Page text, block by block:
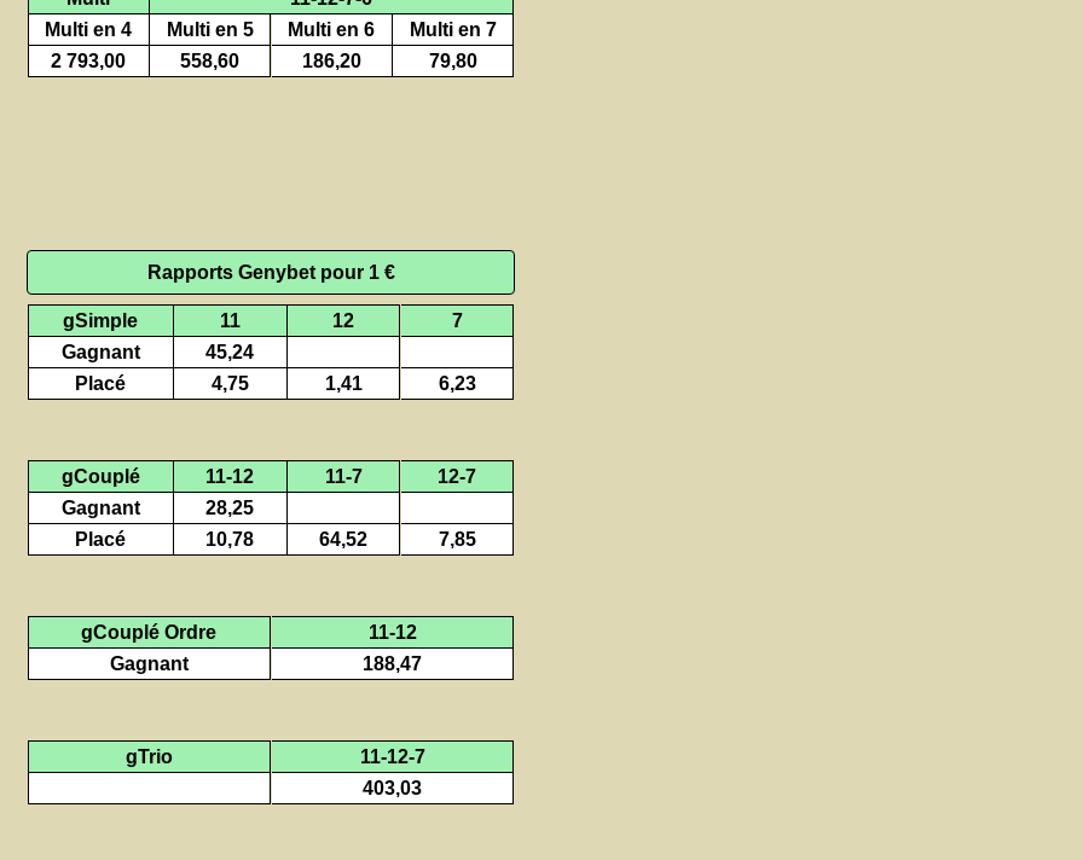
Multi en 4
Multi en 5 Multi en 6
Multi en 7
2 793,00
558,60 186,20 79,80
Rapports Genybet pour 1 €
gSimple 11 12
7
Gagnant
45,24
Placé
4,75 1,41 6,23
gCouplé 11-12 11-7
12-7
Gagnant
28,25
Placé
10,78 64,52 7,85
gCouplé Ordre
11-12
Gagnant
188,47
gTrio
11-12-7
403,03